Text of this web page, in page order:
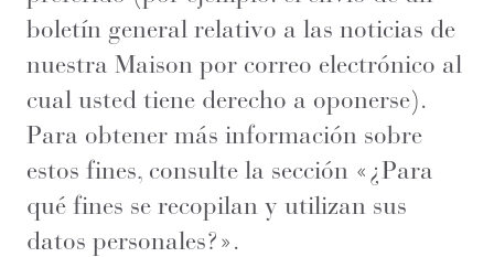
boletín general relativo a las noticias de
nuestra Maison por correo electrónico al
cual usted tiene derecho a oponerse).
Para obtener más información sobre
estos fines, consulte la sección «¿Para
qué fines se recopilan y utilizan sus
datos personales?».